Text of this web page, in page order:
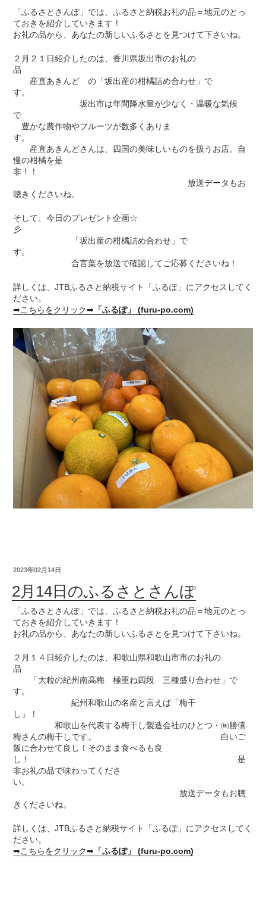
「ふるさとさんぽ」では、ふるさと納税お礼の品＝地元のとっ
ておきを紹介していきます！
お礼の品から、あなたの新しいふるさとを見つけて下さいね。
２月２１日紹介したのは、香川県坂出市のお礼の
品
産直あきんど の「坂出産の柑橘詰め合わせ」で
す。
坂出市は年間降水量が少なく・温暖な気候
で
豊かな農作物やフルーツが数多くありま
す。
産直あきんどさんは、四国の美味しいものを扱うお店。自
慢の柑橘を是
非！！
放送データもお
聴きくださいね。
そして、今日のプレゼント企画☆
彡
「坂出産の柑橘詰め合わせ」で
す。
合言葉を放送で確認してご応募くださいね！
詳しくは、JTBふるさと納税サイト「ふるぽ」にアクセスしてく
ださい。
➡こちらをクリック➡ 「ふるぽ」 (furu-po.com)
2023年02月14日
2月14日のふるさとさんぽ
「ふるさとさんぽ」では、ふるさと納税お礼の品＝地元のとっ
ておきを紹介していきます！
お礼の品から、あなたの新しいふるさとを見つけて下さいね。
２月１４日紹介したのは、和歌山県和歌山市市のお礼の
品
「大粒の紀州南高梅 極重ね四段 三種盛り合わせ」で
す。
紀州和歌山の名産と言えば「梅干
し」！
和歌山を代表する梅干し製造会社のひとつ・㈱勝僖
梅さんの梅干しです。 白いご
飯に合わせて良し！そのまま食べるも良
し！ 是
非お礼の品で味わってくださ
い。
放送データもお聴
きくださいね。
詳しくは、JTBふるさと納税サイト「ふるぽ」にアクセスしてく
ださい。
➡こちらをクリック➡ 「ふるぽ」 (furu-po.com)